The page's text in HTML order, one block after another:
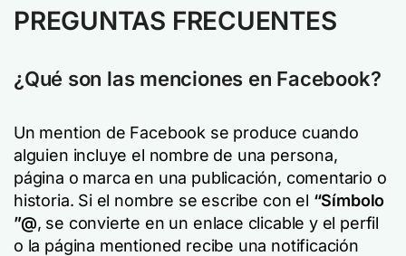
PREGUNTAS FRECUENTES
¿Qué son las menciones en Facebook?
Un mention de Facebook se produce cuando
alguien incluye el nombre de una persona,
página o marca en una publicación, comentario o
historia. Si el nombre se escribe con el “Símbolo
”@, se convierte en un enlace clicable y el perfil
o la página mentioned recibe una notificación